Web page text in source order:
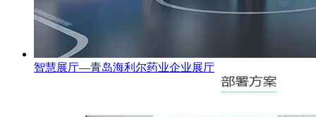
智慧展厅—青岛海利尔药业企业展厅